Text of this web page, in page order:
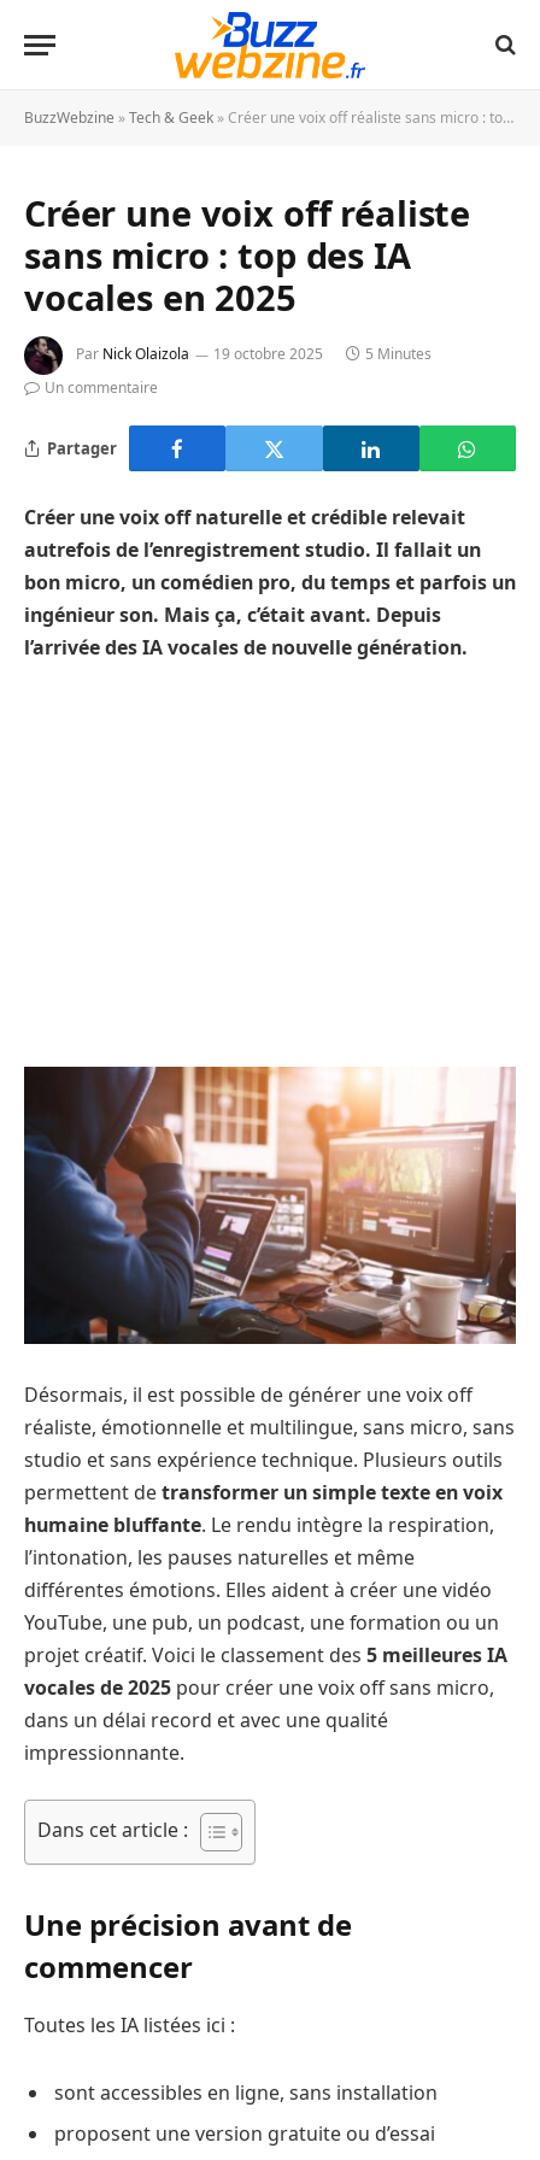
BuzzWebzine »Tech & Geek » Créer une voix off réaliste sans micro : top des IA vocales en 2025
Créer une voix off réaliste
sans micro : top des IA
vocales en 2025
Par Nick Olaizola 19 octobre 2025
5 Minutes
Un commentaire
Partager
Créer une voix off naturelle et crédible relevait
autrefois de l’enregistrement studio. Il fallait un
bon micro, un comédien pro, du temps et parfois un
ingénieur son. Mais ça, c’était avant. Depuis
l’arrivée des IA vocales de nouvelle génération.
Désormais, il est possible de générer une voix off
réaliste, émotionnelle et multilingue, sans micro, sans
studio et sans expérience technique. Plusieurs outils
permettent detransformer un simple texte en voix
humaine bluffante. Le rendu intègre la respiration,
l’intonation, les pauses naturelles et même
différentes émotions. Elles aident à créer une vidéo
YouTube, une pub, un podcast, une formation ou un
projet créatif. Voici le classement des 5 meilleures IA
vocales de 2025 pour créer une voix off sans micro,
dans un délai record et avec une qualité
impressionnante.
Dans cet article :
Une précision avant de
commencer
Toutes les IA listées ici :
sont accessibles en ligne, sans installation
proposent une version gratuite ou d’essai